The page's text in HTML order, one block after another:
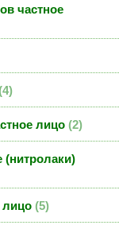
частное
4
лицо 2
лицо 5